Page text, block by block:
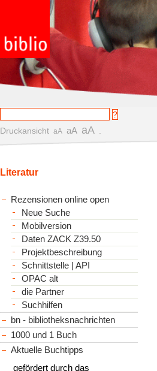
Druckansicht aA aA aA
Literatur
Rezensionen online open
Neue Suche
Mobilversion
Daten ZACK Z39.50
Projektbeschreibung
Schnittstelle | API
OPAC alt
die Partner
Suchhilfen
bn - bibliotheksnachrichten
1000 und 1 Buch
Aktuelle Buchtipps
gefördert durch das